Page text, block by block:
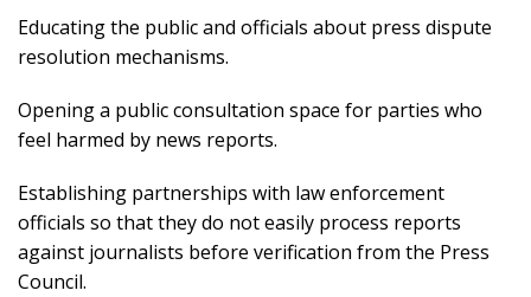
Educating the public and officials about press dispute
resolution mechanisms.
Opening a public consultation space for parties who
feel harmed by news reports.
Establishing partnerships with law enforcement
officials so that they do not easily process reports
against journalists before verification from the Press
Council.